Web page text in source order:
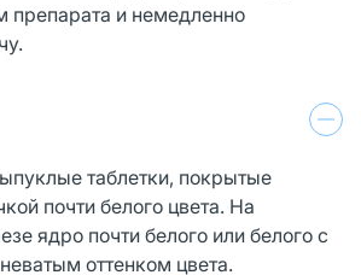
препарата и немедленно
таблетки, покрытые
почти белого цвета. На
ядро почти белого или белого с
оттенком цвета.